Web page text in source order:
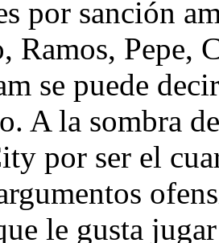
por sanción
Ramos, Pepe,
se puede
A la sombra
por ser el
le gusta